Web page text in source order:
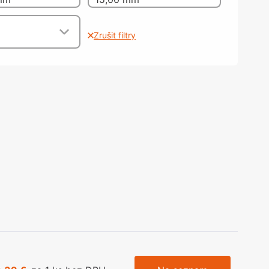
nohy, Nábytkové nohy a
nastavení
kování
Zrušit filtry